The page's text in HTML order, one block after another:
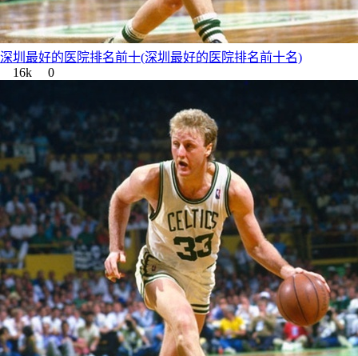
深圳最好的医院排名前十(深圳最好的医院排名前十名)
16k
0